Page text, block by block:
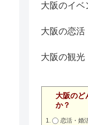
大阪のイベ
大阪の恋活
大阪の観光
大阪のど
か？
恋活・婚